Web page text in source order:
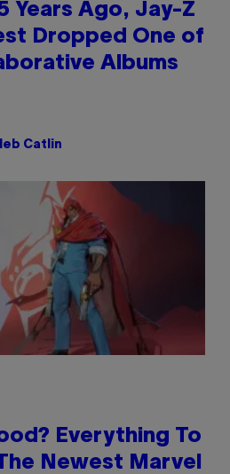
Years Ago, Jay-Z
Dropped One of
Albums
Catlin
Everything To
Newest Marvel